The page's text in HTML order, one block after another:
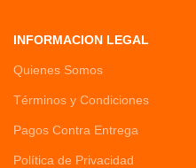
INFORMACION LEGAL
Quienes Somos
Términos y Condiciones
Pagos Contra Entrega
Política de Privacidad